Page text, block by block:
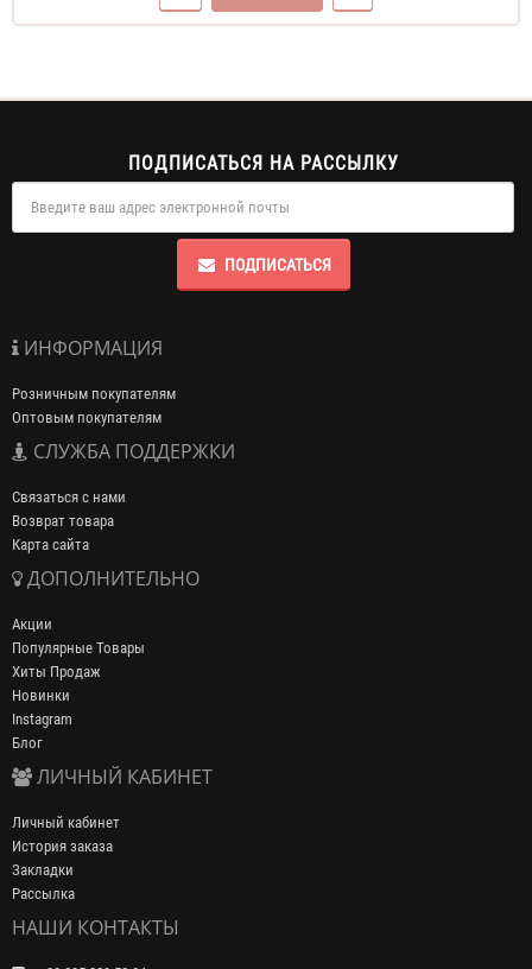
ПОДПИСАТЬСЯ НА РАССЫЛКУ
ПОДПИСАТЬСЯ
ИНФОРМАЦИЯ
Розничным покупателям
Оптовым покупателям
СЛУЖБА ПОДДЕРЖКИ
Связаться с нами
Возврат товара
Карта сайта
ДОПОЛНИТЕЛЬНО
Акции
Популярные Товары
Хиты Продаж
Новинки
Instagram
Блог
ЛИЧНЫЙ КАБИНЕТ
Личный кабинет
История заказа
Закладки
Рассылка
НАШИ КОНТАКТЫ